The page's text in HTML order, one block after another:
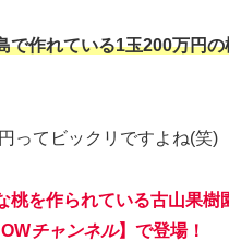
で作れている1玉200万円
ってビックリですよね(笑)
桃を作られている古山果樹
チャンネル】で登場！